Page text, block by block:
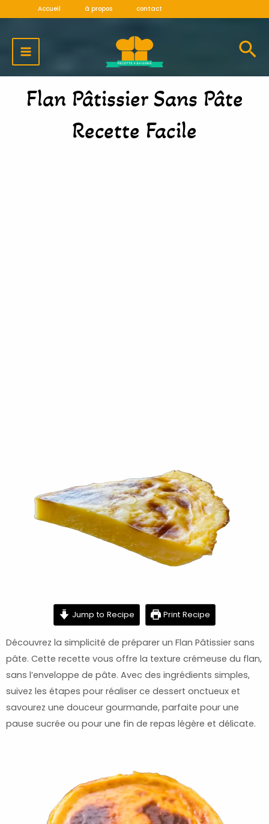
contenu
Accueil à propos contact
MENU
Flan Pâtissier Sans Pâte
Recette Facile
Jump to Recipe Print Recipe
Découvrez la simplicité de préparer un Flan Pâtissier sans
pâte. Cette recette vous offre la texture crémeuse du flan,
sans l’enveloppe de pâte. Avec des ingrédients simples,
suivez les étapes pour réaliser ce dessert onctueux et
savourez une douceur gourmande, parfaite pour une
pause sucrée ou pour une fin de repas légère et délicate.
minutes minutes minutes